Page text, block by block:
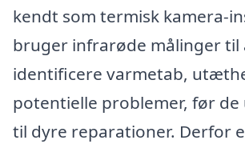
kendt som termisk kamera-
bruger infrarøde målinger til
identificere varmetab,
potentielle problemer, før de
til dyre reparationer. Derfor